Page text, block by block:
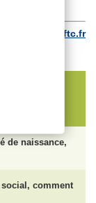
article sur cftc.fr
de naissance,
social, comment